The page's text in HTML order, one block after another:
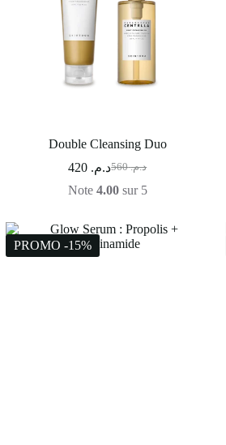
Double Cleansing Duo
د.م.560 د.م.
Note 4.00sur 5
PROMO -15%